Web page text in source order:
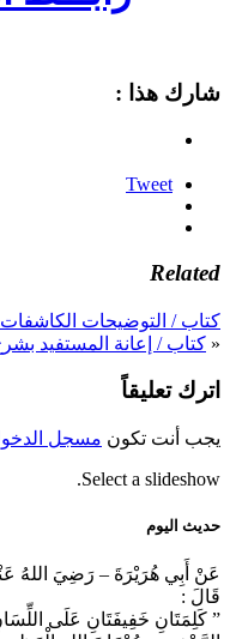
شارك هذا :
Tweet
Related
كتاب / التوضيحات
« كتاب / إعانة المستفيد
اترك تعليقاً
يجب أنت تكون مسجل
Select a slideshow.
حديث اليوم
عَنْ أَبِي هُرَيْرَةَ – رَضِيَ اللهُ
قَالَ :
” كَلِمَتَانِ خَفِيفَتَانِ عَلَى